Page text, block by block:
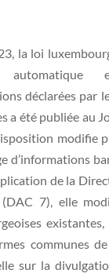
la loi
automatique
déclarées par
a été publiée au
modifie
d’informations
de la
7), elle
communes
sur la